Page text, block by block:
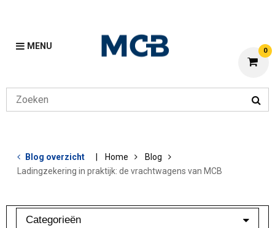
MENU 0
Blog overzicht Home
Blog
Ladingzekering in praktijk: de vrachtwagens van MCB
Categorieën